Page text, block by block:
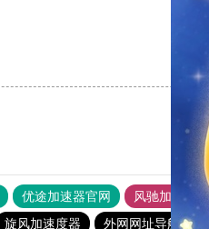
优途加速器官网 风驰加速器
旋风加速度器 外网网址导航